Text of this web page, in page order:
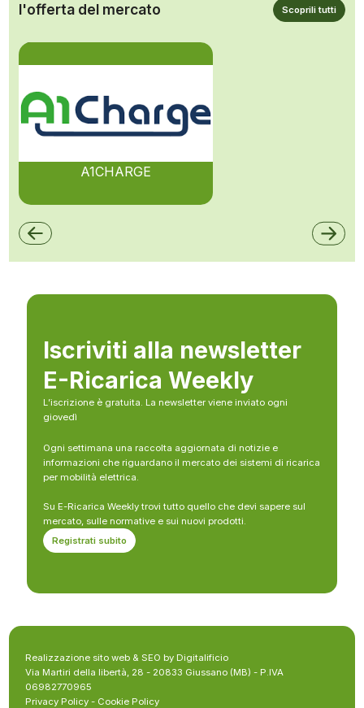
l'offerta del mercato Scoprili tutti
A1CHARGE
Iscriviti alla newsletter
E-Ricarica Weekly
L’iscrizione è gratuita. La newsletter viene inviato ogni
giovedì
Ogni settimana una raccolta aggiornata di notizie e
informazioni che riguardano il mercato dei sistemi di ricarica
per mobilità elettrica.
Su E-Ricarica Weekly trovi tutto quello che devi sapere sul
mercato, sulle normative e sui nuovi prodotti.
Registrati subito
Realizzazione sito web & SEO by Digitalificio
Via Martiri della libertà, 28 - 20833 Giussano (MB) - P.IVA
06982770965
Privacy Policy - Cookie Policy